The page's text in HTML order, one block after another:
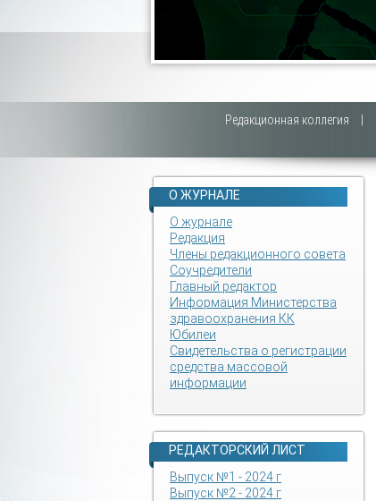
Редакционная коллегия
О ЖУРНАЛЕ
О журнале
Редакция
Члены редакционного совета
Соучредители
Главный редактор
Информация Министерства
здравоохранения КК
Юбилеи
Свидетельства о регистрации
средства массовой
информации
РЕДАКТОРСКИЙ ЛИСТ
Выпуск №1 - 2024 г
Выпуск №2 - 2024 г